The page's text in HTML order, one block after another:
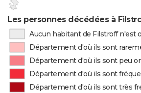
Les personnes décédées à
Aucun habitant de Filstroff n'est
Département d'où ils sont
Département d'où ils sont peu
Département d'où ils sont
Département d'où ils sont très